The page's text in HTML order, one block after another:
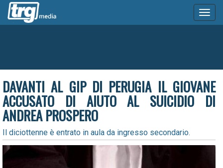
DAVANTI AL GIP DI PERUGIA IL GIOVANE
ACCUSATO DI AIUTO AL SUICIDIO DI
ANDREA PROSPERO
Il diciottenne è entrato in aula da ingresso secondario.